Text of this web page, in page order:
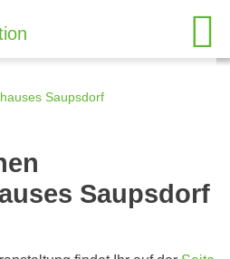
Saupsdorf
Saupsdorf